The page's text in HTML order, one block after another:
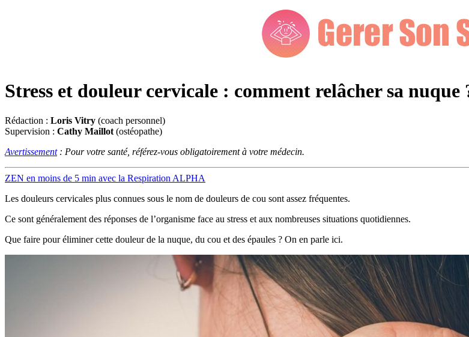
Stress et douleur cervicale : comment relâcher sa nuque
Rédaction : Loris Vitry (coach personnel)
Supervision : Cathy Maillot (ostéopathe)
Avertissement: Pour votre santé, référez-vous obligatoirement à votre médecin.
ZEN en moins de 5 min avec la Respiration ALPHA
Les douleurs cervicales plus connues sous le nom de douleurs de cou sont assez fréquentes.
Ce sont généralement des réponses de l’organisme face au stress et aux nombreuses situations quotidiennes.
Que faire pour éliminer cette douleur de la nuque, du cou et des épaules ? On en parle ici.